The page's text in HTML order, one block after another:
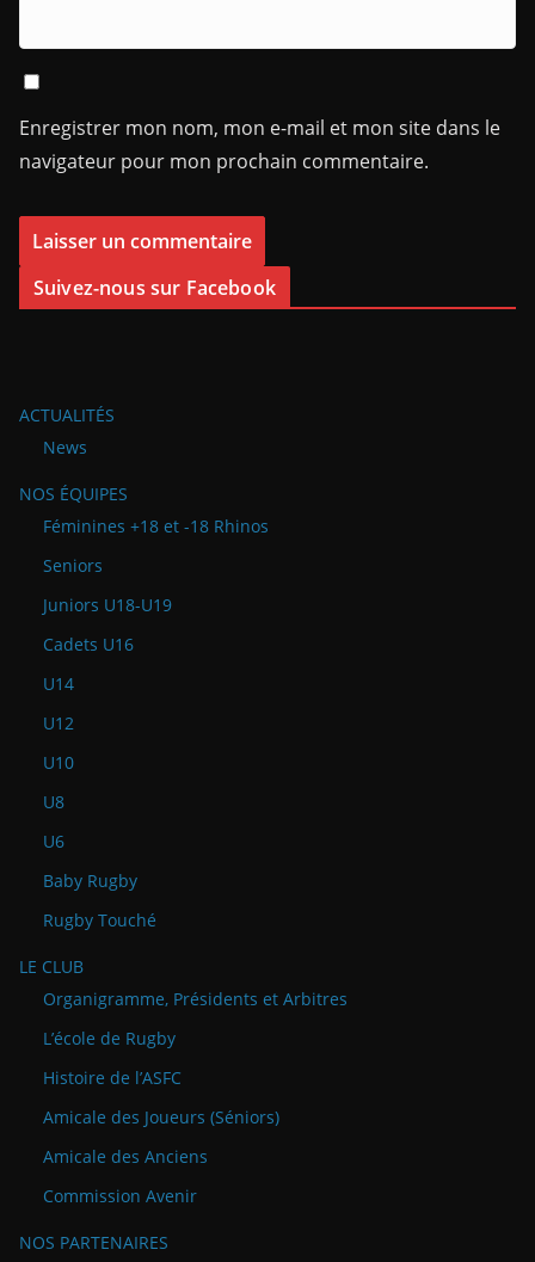
Enregistrer mon nom, mon e-mail et mon site dans le
navigateur pour mon prochain commentaire.
Suivez-nous sur Facebook
ACTUALITÉS
News
NOS ÉQUIPES
Féminines +18 et -18 Rhinos
Seniors
Juniors U18-U19
Cadets U16
U14
U12
U10
U8
U6
Baby Rugby
Rugby Touché
LE CLUB
Organigramme, Présidents et Arbitres
L’école de Rugby
Histoire de l’ASFC
Amicale des Joueurs (Séniors)
Amicale des Anciens
Commission Avenir
NOS PARTENAIRES